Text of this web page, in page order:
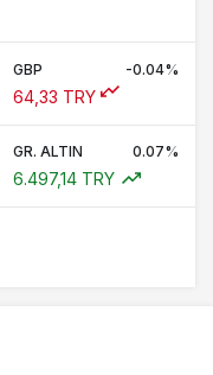
GBP -0.04%
64,33 TRY
GR. ALTIN 0.07%
6.497,14 TRY